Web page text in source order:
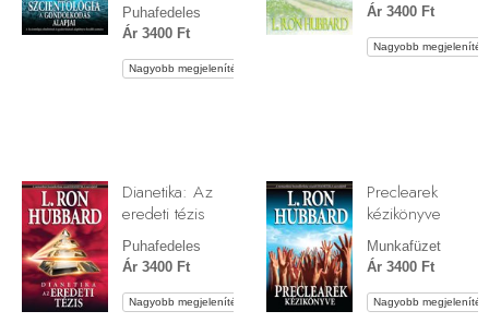
Puhafedeles
Ár 3400 Ft
Nagyobb megjelenítés
Ár 3400 Ft
Nagyobb megjelenítés
Dianetika: Az
eredeti tézis
Puhafedeles
Ár 3400 Ft
Nagyobb megjelenítés
Preclearek
kézikönyve
Munkafüzet
Ár 3400 Ft
Nagyobb megjelenítés